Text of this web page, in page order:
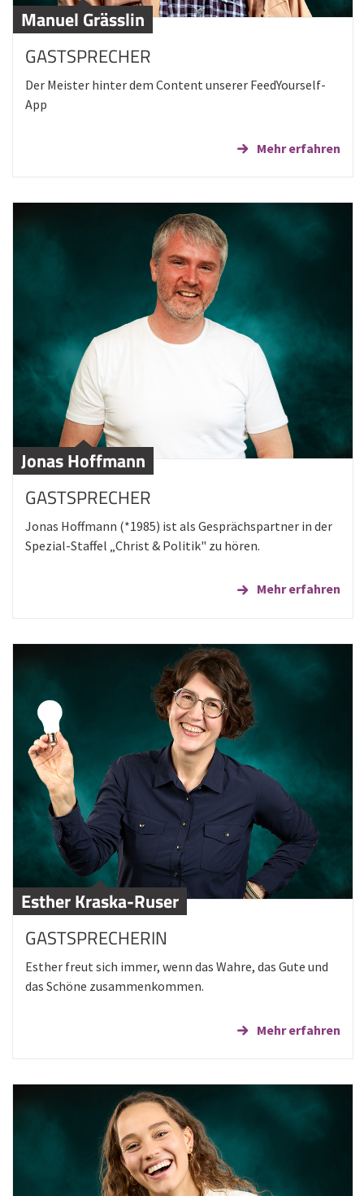
Manuel Grässlin
GASTSPRECHER
Der Meister hinter dem Content unserer FeedYourself-
App
Mehr erfahren
Jonas Hoffmann
GASTSPRECHER
Jonas Hoffmann (*1985) ist als Gesprächspartner in der
Spezial-Staffel „Christ & Politik" zu hören.
Mehr erfahren
Esther Kraska-Ruser
GASTSPRECHERIN
Esther freut sich immer, wenn das Wahre, das Gute und
das Schöne zusammenkommen.
Mehr erfahren